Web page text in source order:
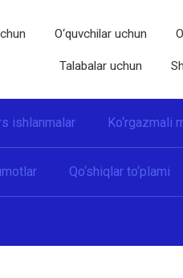
O‘quvchilar uchun
Talabalar uchun
ishlanmalar Ko‘rgazmali
Qo‘shiqlar to‘plami